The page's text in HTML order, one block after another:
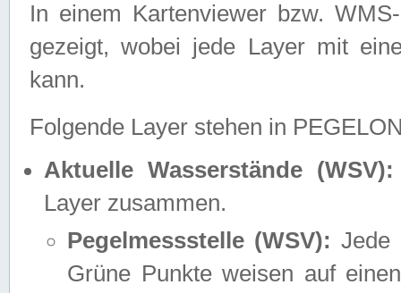
In einem Kartenviewer bzw.
gezeigt, wobei jede Layer mit
kann.
Folgende Layer stehen in
Aktuelle Wasserstände (WSV):
Layer zusammen.
Pegelmessstelle (WSV): Jede
Grüne Punkte weisen auf